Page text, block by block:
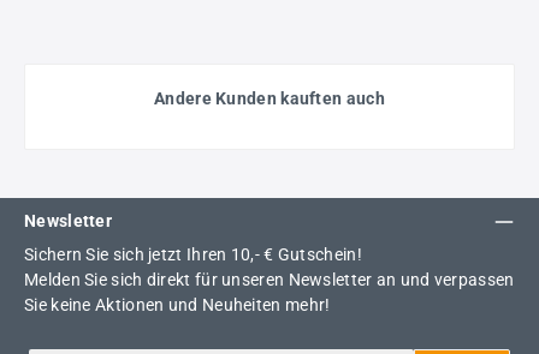
Andere Kunden kauften auch
Newsletter
Sichern Sie sich jetzt Ihren 10,- € Gutschein!
Melden Sie sich direkt für unseren Newsletter an und verpassen
Sie keine Aktionen und Neuheiten mehr!